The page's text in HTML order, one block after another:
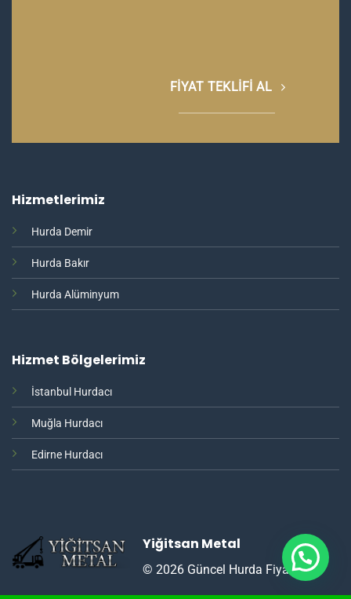
FIYAT TEKLIFI AL
Hizmetlerimiz
Hurda Demir
Hurda Bakır
Hurda Alüminyum
Hizmet Bölgelerimiz
İstanbul Hurdacı
Muğla Hurdacı
Edirne Hurdacı
Yiğitsan Metal
© 2026 Güncel Hurda Fiyatları